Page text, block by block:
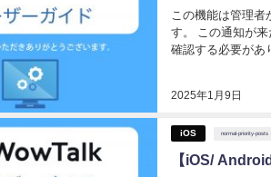
2025年1月9日
この機能は管理
す。 この通知が
確認する必要があ
iOS normal-priority-posts
【iOS/